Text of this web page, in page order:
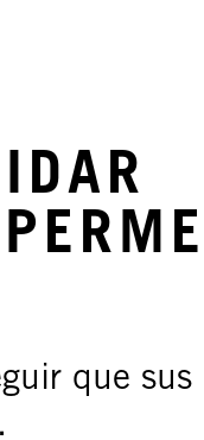
que sus